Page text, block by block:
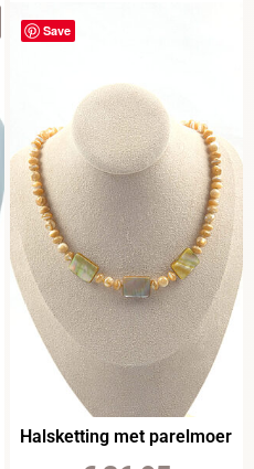
Save
Halsketting met parelmoer